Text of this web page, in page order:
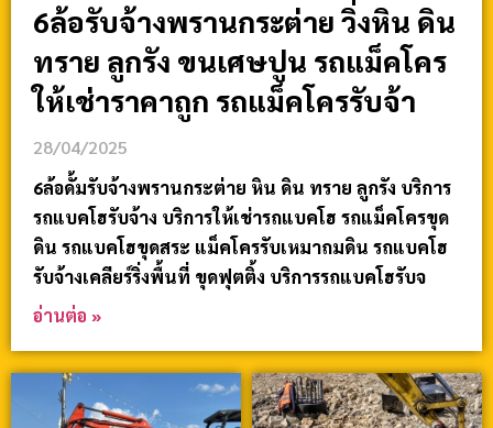
6ล้อรับจ้างพรานกระต่าย วิ่งหิน ดิน
ทราย ลูกรัง ขนเศษปูน รถแม็คโคร
ให้เช่าราคาถูก รถแม็คโครรับจ้า
28/04/2025
6ล้อดั้มรับจ้างพรานกระต่าย หิน ดิน ทราย ลูกรัง บริการ
รถแบคโฮรับจ้าง บริการให้เช่ารถแบคโฮ รถแม็คโครขุด
ดิน รถแบคโฮขุดสระ แม็คโครรับเหมาถมดิน รถแบคโฮ
รับจ้างเคลียร์ริ่งพื้นที่ ขุดฟุตติ้ง บริการรถแบคโฮรับจ
อ่านต่อ »